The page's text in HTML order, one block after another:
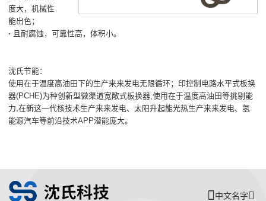
度大，机械性
能出色；
· 且耐腐蚀，可靠性高，体积小。
沈氏节能：
使用在于温度高油田下的生产来来发电无限循环；印控制电路水平式板换
器(PCHE)为种创新型微渠道宽敞式板换器,使用在于温度高油田等挑剔能
力,在新这一代核技术生产来来发电、太阳升起能光热生产来来发电、氢
能源汽车等前沿技术APP潜能庞大。
中文名字